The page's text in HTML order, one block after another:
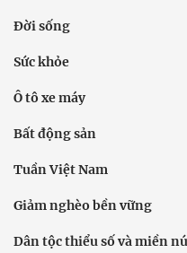
Đời sống
Sức khỏe
Ô tô xe máy
Bất động sản
Tuần Việt Nam
Giảm nghèo bền vững
Dân tộc thiểu số và miền